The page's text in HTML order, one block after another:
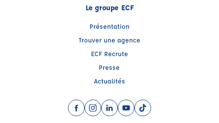
Le groupe ECF
Présentation
Trouver une agence
ECF Recrute
Presse
Actualités
Facebook (nouvelle fenêtre)
Instagram (nouvelle fenêtre)
LinkedIn (nouvelle fenêtre)
YouTube (nouvelle fenêtre)
TikTok (nouvelle